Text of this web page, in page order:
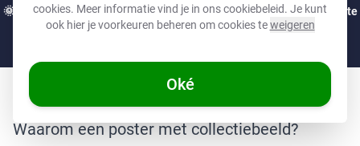
cookies. Meer informatie vind je in onscookiebeleid. Je kunt
ook hier je voorkeuren beheren om cookies teweigeren
Oké
🌞 ZOMERDEALS:De hoogste kortingen van het jaar op jouw favoriete
cadeaus! 🌞
Waarom een poster met collectiebeeld?